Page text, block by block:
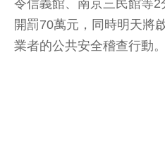
令信義館、南京三民館等
開罰70萬元，同時明天將
業者的公共安全稽查行動。